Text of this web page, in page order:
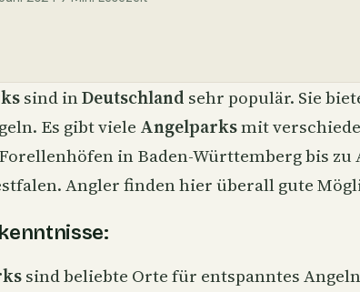
sind inDeutschland sehr populär. Sie
Es gibt viele Angelparksmit
in Baden-Württemberg bis
Angler finden hier überall gute
sind beliebte Orte für entspanntes